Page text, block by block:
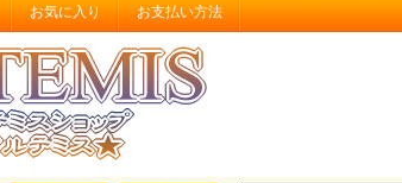
お気に入り お支払い方法